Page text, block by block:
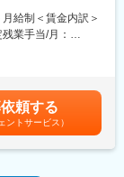
働の規制に寄与す
います。
発に力を入れてい
物流や医療向け
せします（プロジ
市内、京都市内、
囲：会社の定める
給制＜賃金内訳＞
業手当/月：
■給与改定：年2回
はあくまでも目安
あります。月給(月
頼する
ントサービス）